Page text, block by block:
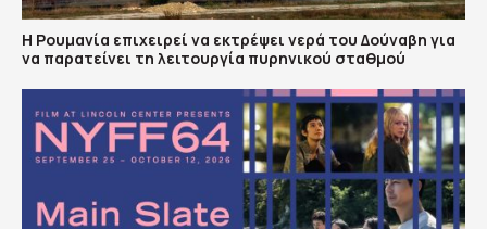
Η Ρουμανία επιχειρεί να εκτρέψει νερά του Δούναβη για
να παρατείνει τη λειτουργία πυρηνικού σταθμού